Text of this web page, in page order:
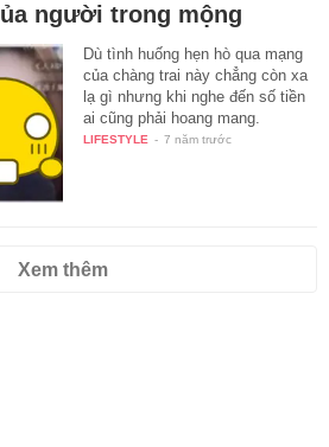
người trong mộng
Dù tình huống hẹn hò qua mạng
của chàng trai này chẳng còn xa
lạ gì nhưng khi nghe đến số tiền
ai cũng phải hoang mang.
LIFESTYLE - 7 năm trước
Xem thêm